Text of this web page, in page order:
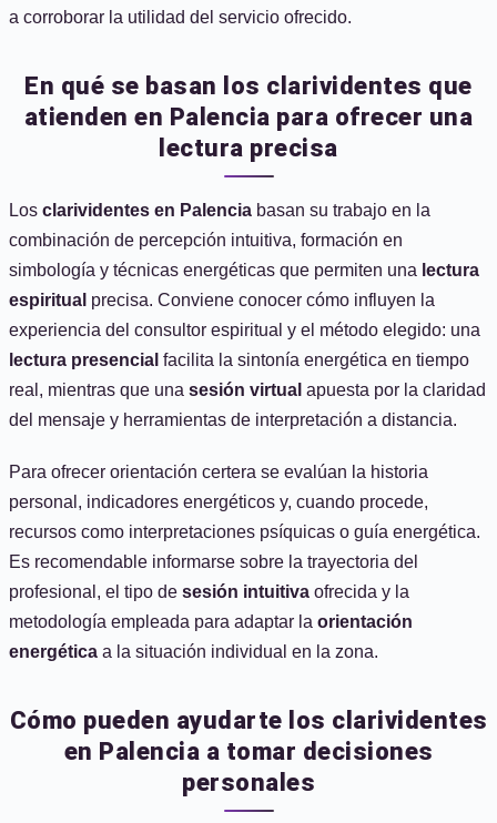
a corroborar la utilidad del servicio ofrecido.
En qué se basan los clarividentes que
atienden en Palencia para ofrecer una
lectura precisa
Los clarividentes en Palencia basan su trabajo en la
combinación de percepción intuitiva, formación en
simbología y técnicas energéticas que permiten una lectura
espiritual precisa. Conviene conocer cómo influyen la
experiencia del consultor espiritual y el método elegido: una
lectura presencial facilita la sintonía energética en tiempo
real, mientras que una sesión virtual apuesta por la claridad
del mensaje y herramientas de interpretación a distancia.
Para ofrecer orientación certera se evalúan la historia
personal, indicadores energéticos y, cuando procede,
recursos como interpretaciones psíquicas o guía energética.
Es recomendable informarse sobre la trayectoria del
profesional, el tipo de sesión intuitiva ofrecida y la
metodología empleada para adaptar la orientación
energética a la situación individual en la zona.
Cómo pueden ayudarte los clarividentes
en Palencia a tomar decisiones
personales